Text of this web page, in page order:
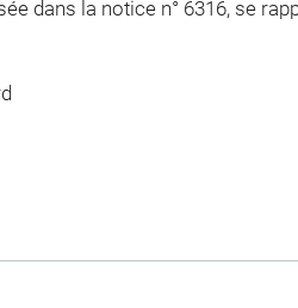
dans la notice n° 6316, se